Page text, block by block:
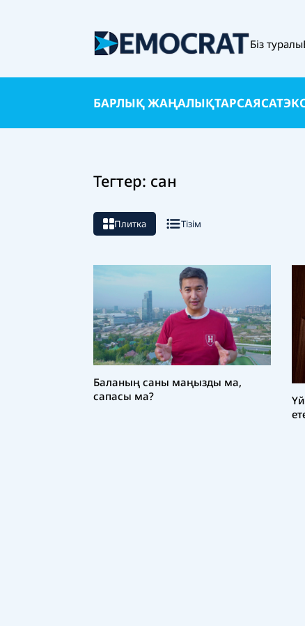
Біз туралы
БАРЛЫҚ ЖАҢАЛЫҚТАРСАЯСАТ
Тегтер: сан
Плитка Тізім
Баланың саны маңызды ма,
сапасы ма?